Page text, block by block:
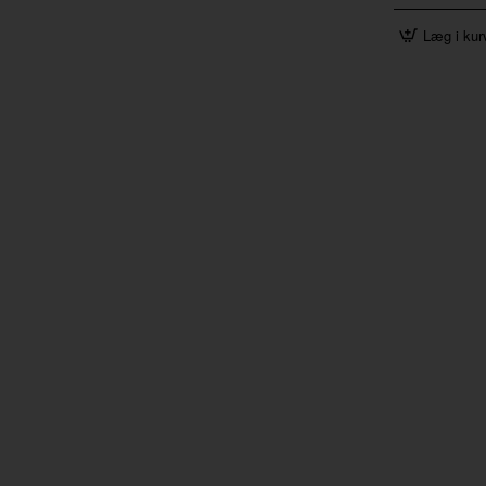
Læg i